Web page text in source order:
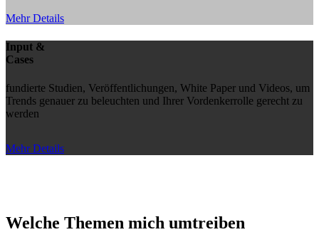
Mehr Details
Input &
Cases
fundierte Studien, Veröffentlichungen, White Paper und Videos, um
Trends genauer zu beleuchten und Ihrer Vordenkerrolle gerecht zu
werden
Mehr Details
Welche Themen mich umtreiben